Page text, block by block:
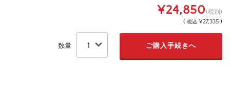
¥24,850(税別)
( 税込 ¥27,335 )
数量